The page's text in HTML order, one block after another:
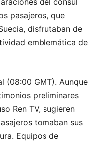
pasajeros, que
disfrutaban de
emblemática de
(08:00 GMT). Aunque
preliminares
Ren TV, sugieren
tomaban sus
Equipos de